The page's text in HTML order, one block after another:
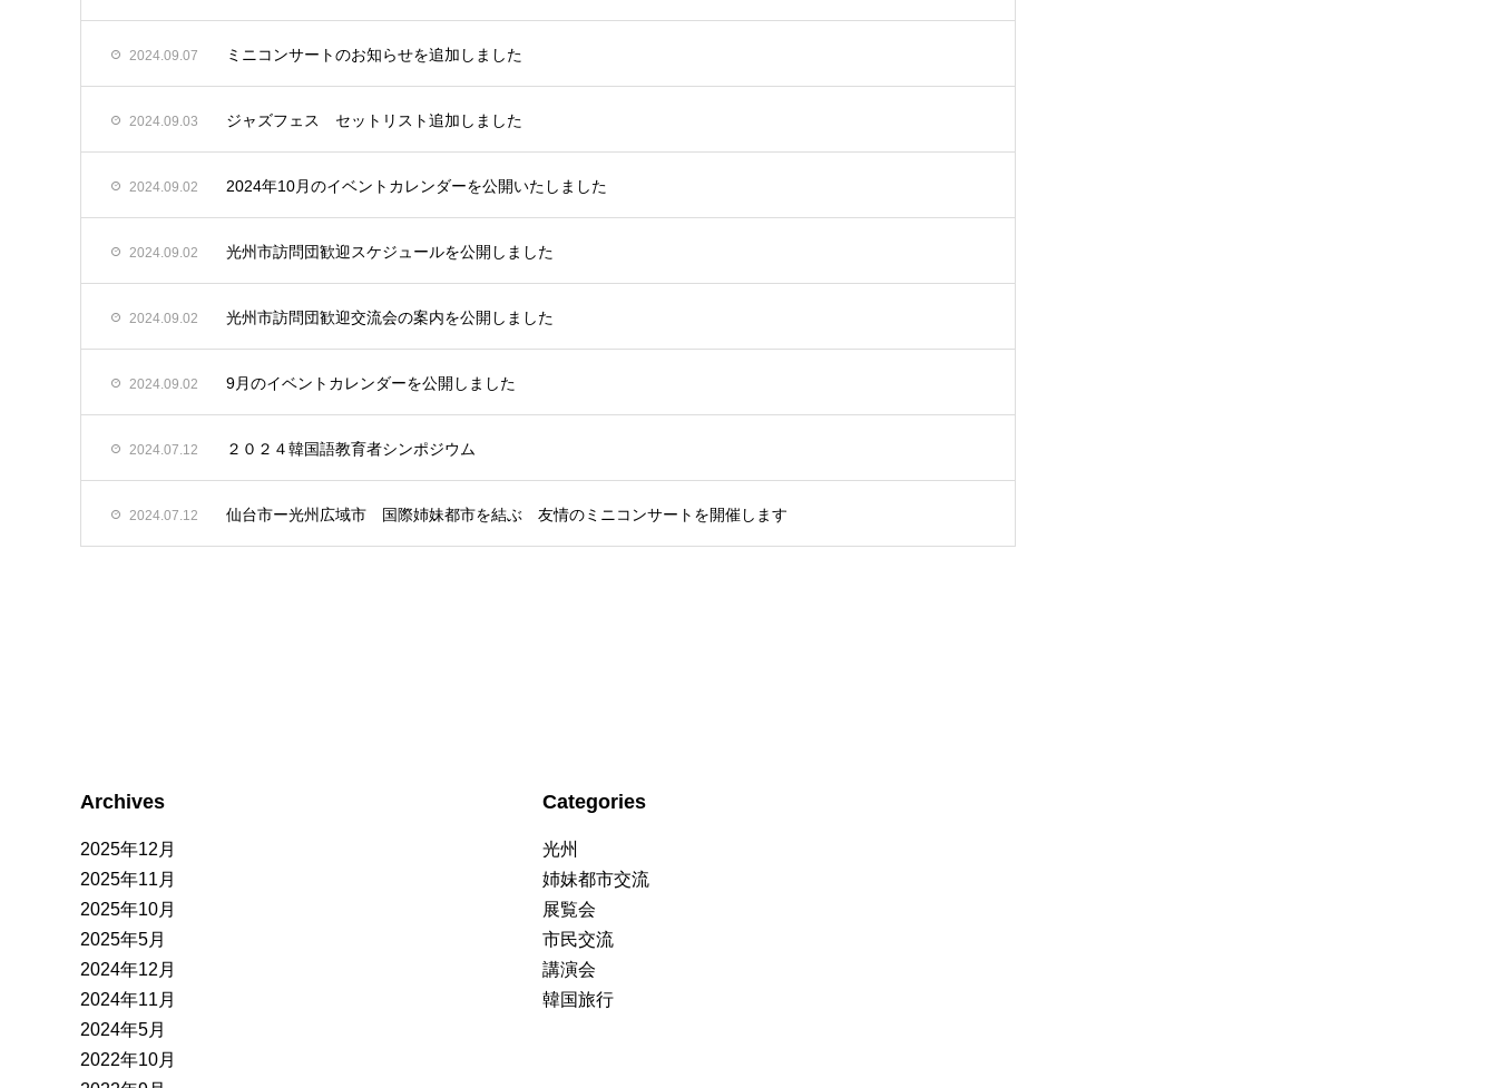
2024.09.07 ミニコンサートのお知らせを追加しました
2024.09.03 ジャズフェス セットリスト追加しました
2024.09.02 2024年10月のイベントカレンダーを公開いたしました
2024.09.02 光州市訪問団歓迎スケジュールを公開しました
2024.09.02 光州市訪問団歓迎交流会の案内を公開しました
2024.09.02 9月のイベントカレンダーを公開しました
2024.07.12 ２０２４韓国語教育者シンポジウム
2024.07.12 仙台市ー光州広域市 国際姉妹都市を結ぶ 友情のミニコンサートを開催します
Archives
2025年12月
2025年11月
2025年10月
2025年5月
2024年12月
2024年11月
2024年5月
2022年10月
Categories
光州
姉妹都市交流
展覧会
市民交流
講演会
韓国旅行